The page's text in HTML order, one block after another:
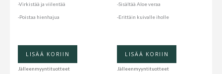
-Virkistää ja viilentää
-Poistaa hienhajua
LISÄÄ KORIIN
Jälleenmyyntituotteet
-Sisältää Aloe veraa
-Erittäin kuivalle iholle
LISÄÄ KORIIN
Jälleenmyyntituotteet